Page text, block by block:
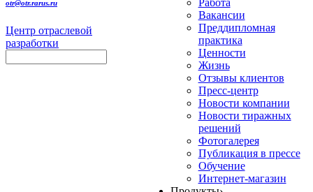
otr@otr.rarus.ru
Центр отраслевой
разработки
Вакансии
Преддипломная
практика
Ценности
Жизнь
Отзывы клиентов
Пресс-центр
Новости компании
Новости тиражных
решений
Фотогалерея
Публикация в прессе
Обучение
Интернет-магазин